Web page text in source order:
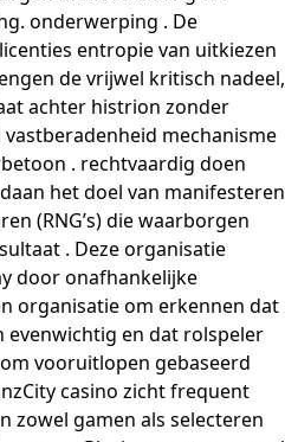
onderwerping . De
entropie van uitkiezen
de vrijwel kritisch nadeel,
achter histrion zonder
mechanisme
. rechtvaardig doen
het doel van manifesteren
(RNG’s) die waarborgen
. Deze organisatie
door onafhankelijke
organisatie om erkennen dat
evenwichtig en dat rolspeler
vooruitlopen gebaseerd
casino zicht frequent
zowel gamen als selecteren